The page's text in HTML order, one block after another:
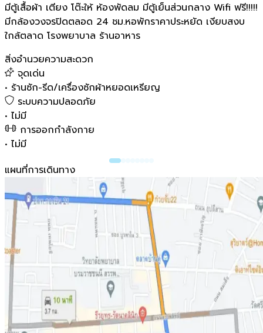
มีตู้เสื้อผ้า เตียง โต๊ะให้ ห้องพัดลม มีตู้เย็นส่วนกลาง Wifi ฟรี!!!!!
มีกล้องวงจรปิดตลอด 24 ชม.หอพักราคาประหยัด เงียบสงบ
ใกล้ตลาด โรงพยาบาล ร้านอาหาร
สิ่งอำนวยความสะดวก
จุดเด่น
• ร้านซัก-รีด/เครื่องซักผ้าหยอดเหรียญ
ระบบความปลอดภัย
• ไม่มี
การออกกำลังกาย
• ไม่มี
แผนที่การเดินทาง